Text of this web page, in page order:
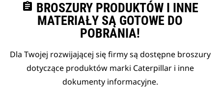
assignment BROSZURY PRODUKTÓW I INNE
MATERIAŁY SĄ GOTOWE DO
POBRANIA!
Dla Twojej rozwijającej się firmy są dostępne broszury
dotyczące produktów marki Caterpillar i inne
dokumenty informacyjne.